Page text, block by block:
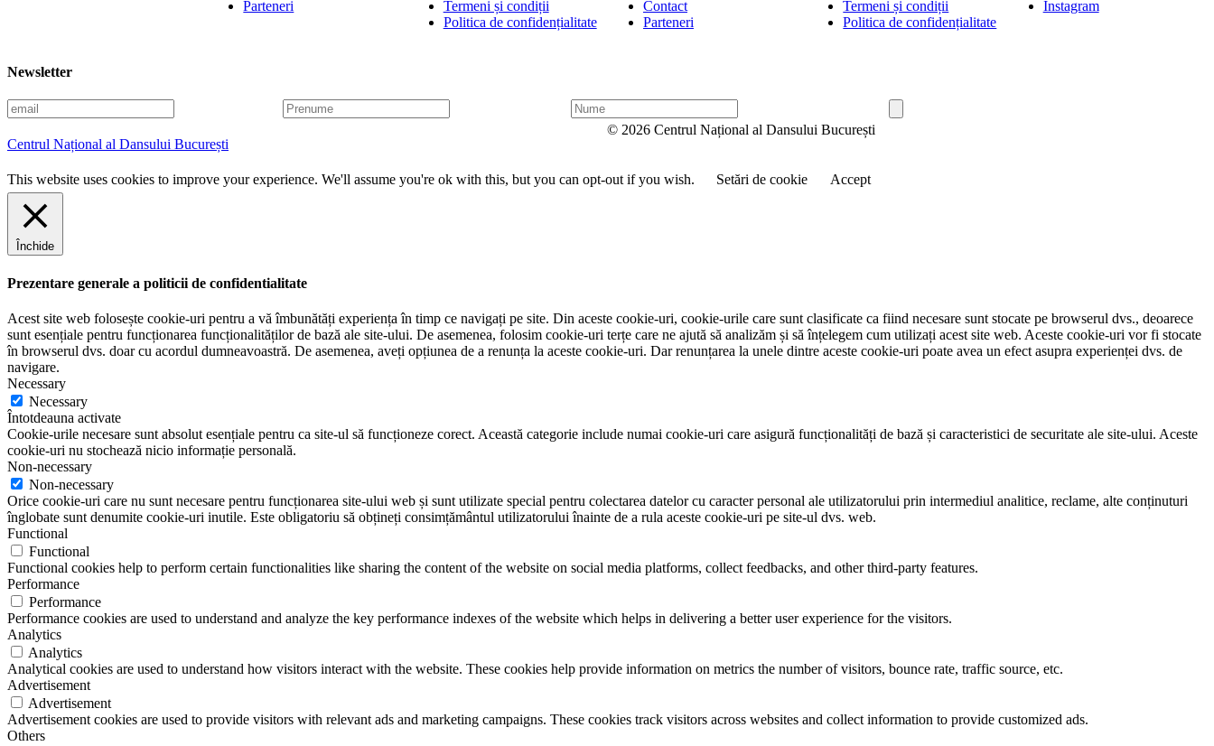
Parteneri
Termeni și condiții
Politica de confidențialitate
Contact
Parteneri
Termeni și condiții
Politica de confidențialitate
Instagram
Newsletter
E
m
a
i
l
P
r
u
m
N
u
Centrul Național al Dansului București
© 2026 Centrul Național al Dansului București
This website uses cookies to improve your experience. We'll assume you're ok with this, but you can opt-out if you wish. Setări de cookie Accept
Închide
Prezentare generale a politicii de confidentialitate
Acest site web folosește cookie-uri pentru a vă îmbunătăți experiența în timp ce navigați pe site. Din aceste cookie-uri, cookie-urile care sunt clasificate ca fiind necesare sunt stocate pe browserul dvs., deoarece
sunt esențiale pentru funcționarea funcționalităților de bază ale site-ului. De asemenea, folosim cookie-uri terțe care ne ajută să analizăm și să înțelegem cum utilizați acest site web. Aceste cookie-uri vor fi stocate
în browserul dvs. doar cu acordul dumneavoastră. De asemenea, aveți opțiunea de a renunța la aceste cookie-uri. Dar renunțarea la unele dintre aceste cookie-uri poate avea un efect asupra experienței dvs. de
navigare.
Necessary
Necessary
Întotdeauna activate
Cookie-urile necesare sunt absolut esențiale pentru ca site-ul să funcționeze corect. Această categorie include numai cookie-uri care asigură funcționalități de bază și caracteristici de securitate ale site-ului. Aceste
cookie-uri nu stochează nicio informație personală.
Non-necessary
Non-necessary
Orice cookie-uri care nu sunt necesare pentru funcționarea site-ului web și sunt utilizate special pentru colectarea datelor cu caracter personal ale utilizatorului prin intermediul analitice, reclame, alte conținuturi
înglobate sunt denumite cookie-uri inutile. Este obligatoriu să obțineți consimțământul utilizatorului înainte de a rula aceste cookie-uri pe site-ul dvs. web.
Functional
Functional
Functional cookies help to perform certain functionalities like sharing the content of the website on social media platforms, collect feedbacks, and other third-party features.
Performance
Performance
Performance cookies are used to understand and analyze the key performance indexes of the website which helps in delivering a better user experience for the visitors.
Analytics
Analytics
Analytical cookies are used to understand how visitors interact with the website. These cookies help provide information on metrics the number of visitors, bounce rate, traffic source, etc.
Advertisement
Advertisement
Advertisement cookies are used to provide visitors with relevant ads and marketing campaigns. These cookies track visitors across websites and collect information to provide customized ads.
Others